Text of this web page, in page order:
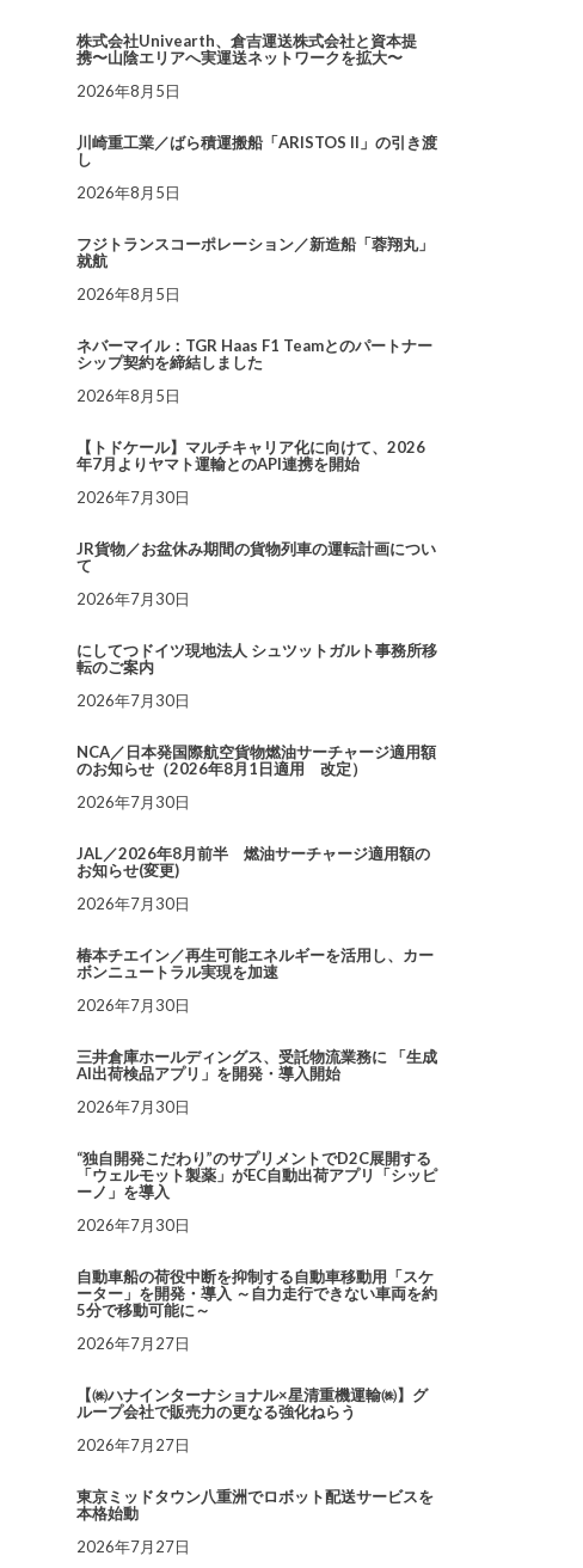
株式会社Univearth、倉吉運送株式会社と資本提
携〜山陰エリアへ実運送ネットワークを拡大〜
2026年8月5日
川崎重工業／ばら積運搬船「ARISTOS II」の引き渡
し
2026年8月5日
フジトランスコーポレーション／新造船「蓉翔丸」
就航
2026年8月5日
ネバーマイル：TGR Haas F1 Teamとのパートナー
シップ契約を締結しました
2026年8月5日
【トドケール】マルチキャリア化に向けて、2026
年7月よりヤマト運輸とのAPI連携を開始
2026年7月30日
JR貨物／お盆休み期間の貨物列車の運転計画につい
て
2026年7月30日
にしてつドイツ現地法人 シュツットガルト事務所移
転のご案内
2026年7月30日
NCA／日本発国際航空貨物燃油サーチャージ適用額
のお知らせ（2026年8月1日適用 改定）
2026年7月30日
JAL／2026年8月前半 燃油サーチャージ適用額の
お知らせ(変更)
2026年7月30日
椿本チエイン／再生可能エネルギーを活用し、カー
ボンニュートラル実現を加速
2026年7月30日
三井倉庫ホールディングス、受託物流業務に 「生成
AI出荷検品アプリ」を開発・導入開始
2026年7月30日
“独自開発こだわり”のサプリメントでD2C展開する
「ウェルモット製薬」がEC自動出荷アプリ「シッピ
ーノ」を導入
2026年7月30日
自動車船の荷役中断を抑制する自動車移動用「スケ
ーター」を開発・導入 ～自力走行できない車両を約
5分で移動可能に～
2026年7月27日
【㈱ハナインターナショナル×星清重機運輸㈱】グ
ループ会社で販売力の更なる強化ねらう
2026年7月27日
東京ミッドタウン八重洲でロボット配送サービスを
本格始動
2026年7月27日